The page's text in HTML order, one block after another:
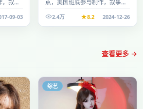
叙事
09-03
点，美国班底参与制作，叙事完
看。2.4万 8.2 2024-12-26
查看更多 →
综艺